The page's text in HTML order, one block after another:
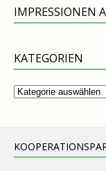
IMPRESSIONEN
KATEGORIEN
Kategorien